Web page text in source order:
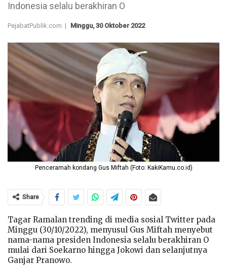
Indonesia selalu berakhiran O
PejabatPublik.com | Minggu, 30 Oktober 2022
Penceramah kondang Gus Miftah (Foto: KakiKamu.co.id)
Share
Tagar Ramalan trending di media sosial Twitter pada
Minggu (30/10/2022), menyusul Gus Miftah menyebut
nama-nama presiden Indonesia selalu berakhiran O
mulai dari Soekarno hingga Jokowi dan selanjutnya
Ganjar Pranowo.